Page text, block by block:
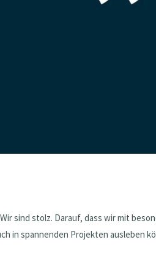
sind stolz. Darauf, dass wir mit
in spannenden Projekten ausleben